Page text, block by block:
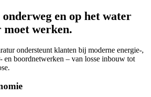
en op het water
werken.
ondersteunt klanten bij moderne energie-,
en boordnetwerken – van losse inbouw tot